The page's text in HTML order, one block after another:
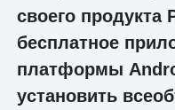
своего продукта
бесплатное
платформы
установить